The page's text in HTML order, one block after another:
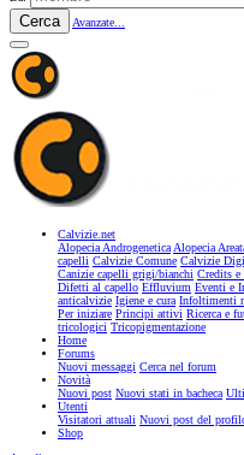
Cerca Avanzate...
Calvizie.net
Alopecia AndrogeneticaAlopecia
capelli Calvizie Comune Calvizie
Canizie capelli grigi/bianchi Credits e
Difetti al capello Effluvium Eventi e
anticalvizie Igiene e cura Infoltimenti
Per iniziare Principi attivi Ricerca e
tricologici Tricopigmentazione
Home
Forums
Nuovi messaggi Cerca nel forum
Novità
Nuovi post Nuovi stati in bacheca
Utenti
Visitatori attuali Nuovi post del
Shop